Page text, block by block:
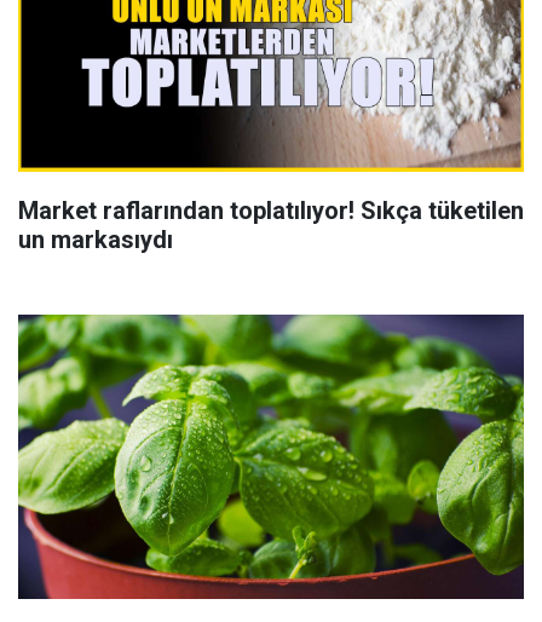
Market raflarından toplatılıyor! Sıkça tüketilen
un markasıydı